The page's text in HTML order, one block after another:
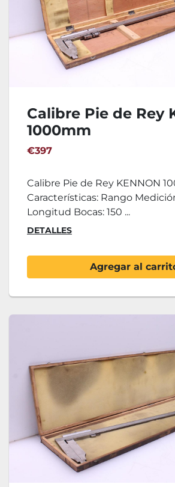
Calibre Pie de Rey
1000mm
€397
Calibre Pie de Rey KENNON
Características: Rango
Longitud Bocas: 150 ...
DETALLES
Agregar al